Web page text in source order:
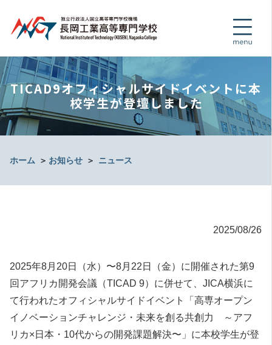
TICAD9オフィシャルサイドイベントに本
校学生が登壇しました
ホーム ＞ お知らせ ＞ ニュース
2025/08/26
2025年8月20日（水）〜8月22日（金）に開催された第9
回アフリカ開発会議（TICAD 9）に併せて、JICA横浜に
て行われたオフィシャルサイドイベント「高専オープン
イノベーションチャレンジ・未来を創る共創力 ～アフ
リカ×日本・10代からの開発課題解決〜」に本校学生が登